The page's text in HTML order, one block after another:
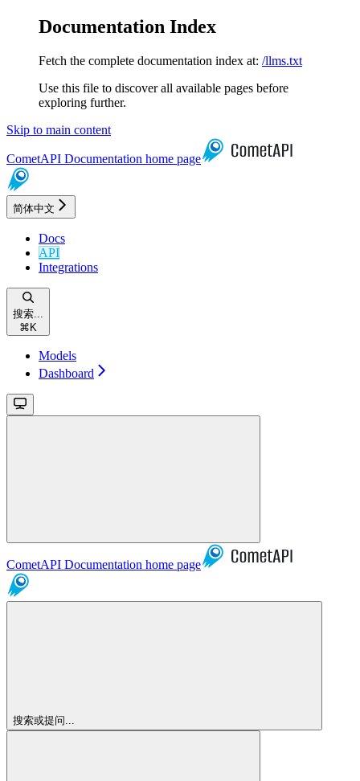
Documentation Index
Fetch the complete documentation index at: /llms.txt
Use this file to discover all available pages before
exploring further.
Skip to main content
CometAPI Documentation home page
简体中文
Docs
API
Integrations
搜索...
⌘ K
Models
Dashboard
CometAPI Documentation home page
搜索或提问...